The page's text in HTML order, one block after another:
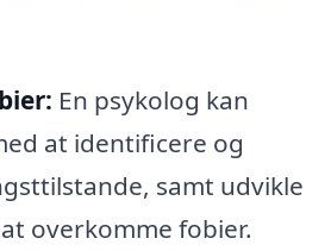
En psykolog kan
at identificere og
samt udvikle
overkomme fobier.